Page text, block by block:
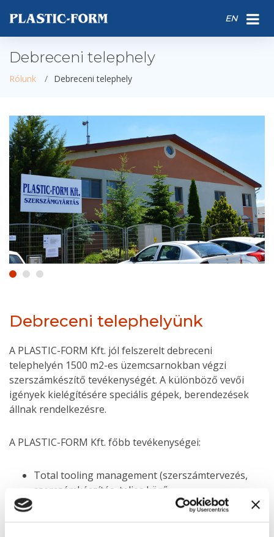
EN
Debreceni telephely
Rólunk Debreceni telephely
Debreceni telephelyünk
A PLASTIC-FORM Kft. jól felszerelt debreceni
telephelyén 1500 m2-es üzemcsarnokban végzi
szerszámkészítő tevékenységét. A különböző vevői
igények kielégítésére speciális gépek, berendezések
állnak rendelkezésre.
A PLASTIC-FORM Kft. főbb tevékenységei:
Total tooling management (szerszámtervezés,
szerszámkészítés, teljes körű
Műanyag fröccsöntő és fúvó szerszámok